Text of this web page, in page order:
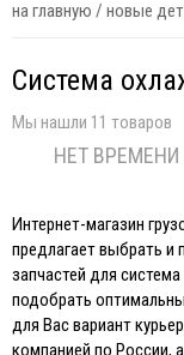
на главную / новые
Система
Мы нашли 11 товаров
НЕТ ВРЕМЕНИ
Интернет-магазин
предлагает выбрать
запчастей для
подобрать
для Вас вариант
компанией по России,